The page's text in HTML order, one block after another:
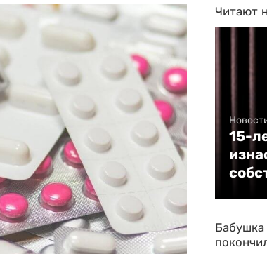
Читают
15-
Бабушка